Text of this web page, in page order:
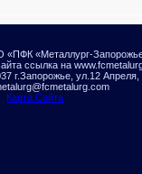
«Металлург-
ссылка на
г.Запорожье, ул.12 Апреля,
Карта Сайта